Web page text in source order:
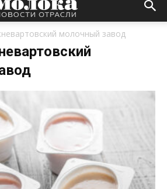
молочный завод